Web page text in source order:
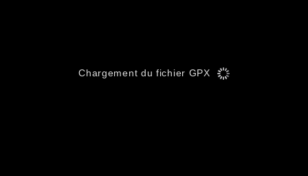
Chargement du fichier GPX